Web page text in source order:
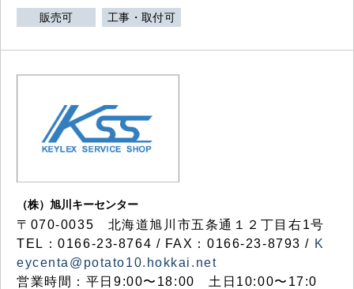
販売可 工事・取付可
（株）旭川キーセンター
〒070-0035 北海道旭川市五条通１２丁目右1号
TEL：0166-23-8764 / FAX：0166-23-8793 / K
eycenta@potato10.hokkai.net
営業時間：平日9:00〜18:00 土日10:00〜17:0